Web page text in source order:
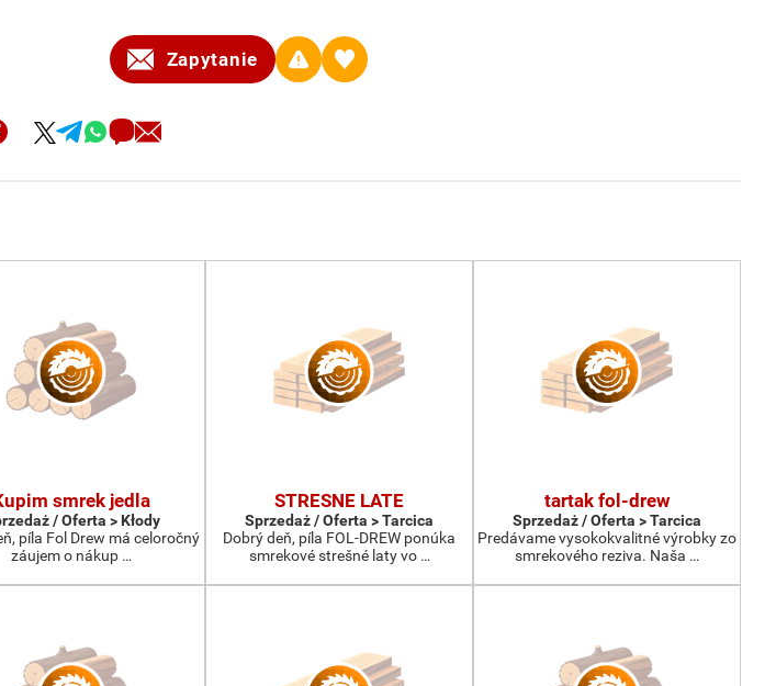
Zapytanie
smrek jedla
/ Oferta > Kłody
píla Fol Drew má celoročný
záujem o nákup …
STRESNE LATE
Sprzedaż / Oferta > Tarcica
Dobrý deň, píla FOL-DREW ponúka
smrekové strešné laty vo …
tartak fol-drew
Sprzedaż / Oferta > Tarcica
Predávame vysokokvalitné výrobky zo
smrekového reziva. Naša …